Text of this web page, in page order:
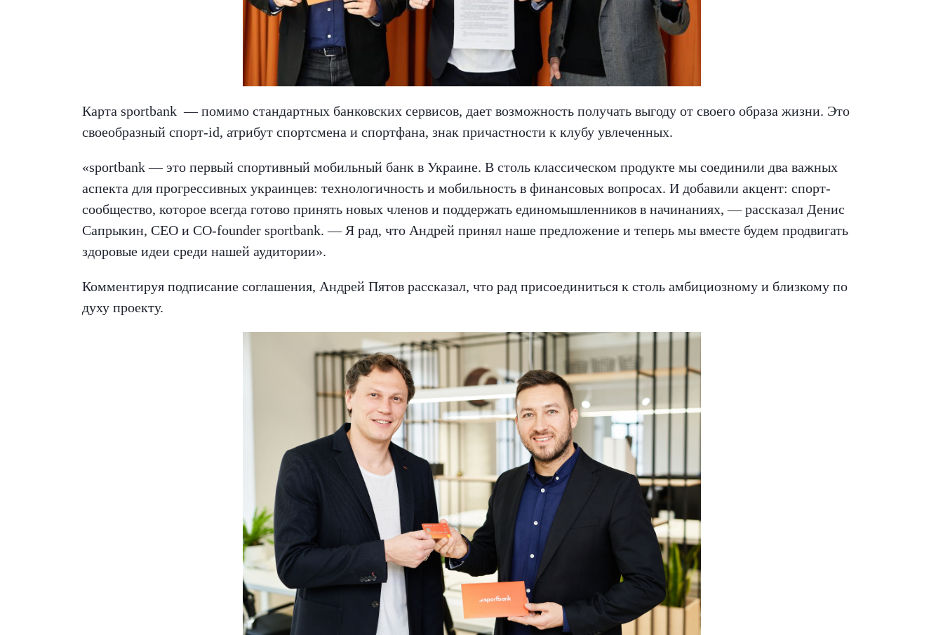
Карта sportbank — помимо стандартных банковских сервисов, дает возможность получать выгоду от своего образа жизни. Это
своеобразный спорт-id, атрибут спортсмена и спортфана, знак причастности к клубу увлеченных.
«sportbank — это первый спортивный мобильный банк в Украине. В столь классическом продукте мы соединили два важных
аспекта для прогрессивных украинцев: технологичность и мобильность в финансовых вопросах. И добавили акцент: спорт-
сообщество, которое всегда готово принять новых членов и поддержать единомышленников в начинаниях, — рассказал Денис
Сапрыкин, CEO и CO-founder sportbank. — Я рад, что Андрей принял наше предложение и теперь мы вместе будем продвигать
здоровые идеи среди нашей аудитории».
Комментируя подписание соглашения, Андрей Пятов рассказал, что рад присоединиться к столь амбициозному и близкому по
духу проекту.